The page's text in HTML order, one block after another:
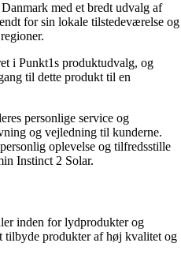
med et bredt udvalg af
for sin lokale tilstedeværelse og
i Punkt1s produktudvalg, og
til dette produkt til en
personlige service og
og vejledning til kunderne.
oplevelse og tilfredsstille
Instinct 2 Solar.
inden for lydprodukter og
produkter af høj kvalitet og